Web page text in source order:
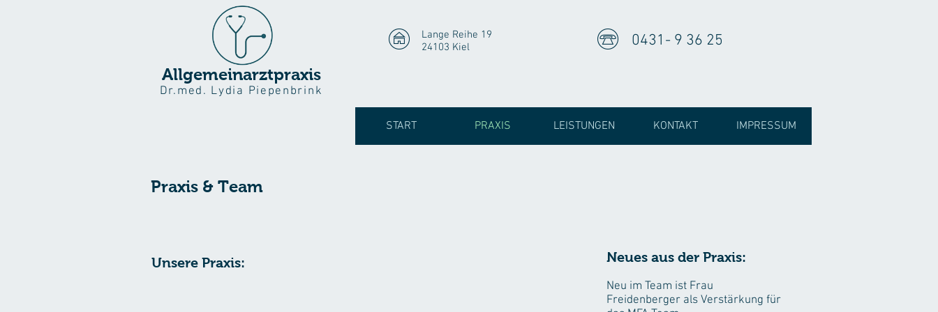
Allgemeinarztpraxis
Dr.med. Lydia Piepenbrink
Lange Reihe 19
24103 Kiel
0431- 9 36 25
START PRAXIS LEISTUNGEN KONTAKT IMPRESSUM
Unsere Praxis:
Praxis & Team
Neues aus der Praxis:
Neu im Team ist Frau
Freidenberger als Verstärkung für